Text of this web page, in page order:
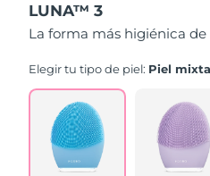
of
5
stars,
rating
Read
Reviews.
Same
page
link.
LUNA™ 3
La forma más higiénica
Elegir tu tipo de piel: Piel mixta